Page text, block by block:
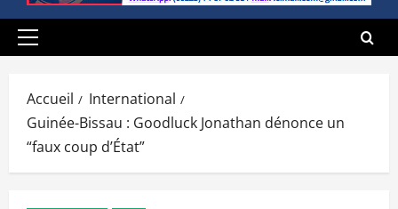
Menu
Accueil
International
Guinée-Bissau : Goodluck Jonathan dénonce un
“faux coup d’État”